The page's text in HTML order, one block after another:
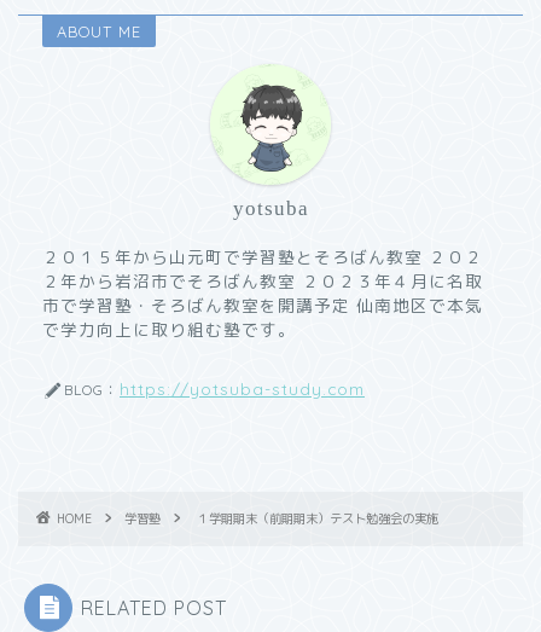
ABOUT ME
yotsuba
２０１５年から山元町で学習塾とそろばん教室 ２０２
２年から岩沼市でそろばん教室 ２０２３年４月に名取
市で学習塾・そろばん教室を開講予定 仙南地区で本気
で学力向上に取り組む塾です。
BLOG： https://yotsuba-study.com
HOME 学習塾 １学期期末（前期期末）テスト勉強会の実施
RELATED POST